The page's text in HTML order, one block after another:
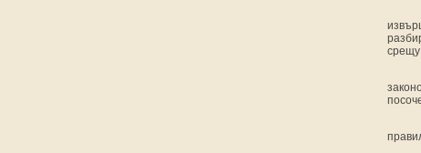
срещу